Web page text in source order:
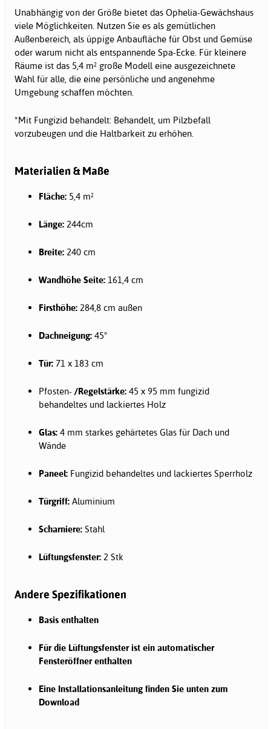
Unabhängig von der Größe bietet das Ophelia-Gewächshaus
viele Möglichkeiten. Nutzen Sie es als gemütlichen
Außenbereich, als üppige Anbaufläche für Obst und Gemüse
oder warum nicht als entspannende Spa-Ecke. Für kleinere
Räume ist das 5,4 m² große Modell eine ausgezeichnete
Wahl für alle, die eine persönliche und angenehme
Umgebung schaffen möchten.
*Mit Fungizid behandelt: Behandelt, um Pilzbefall
vorzubeugen und die Haltbarkeit zu erhöhen.
Materialien & Maße
Fläche: 5,4 m²
Länge: 244cm
Breite: 240 cm
Wandhöhe Seite: 161,4 cm
Firsthöhe: 284,8 cm außen
Dachneigung: 45°
Tür: 71 x 183 cm
Pfosten- /Regelstärke: 45 x 95 mm fungizid
behandeltes und lackiertes Holz
Glas: 4 mm starkes gehärtetes Glas für Dach und
Wände
Paneel: Fungizid behandeltes und lackiertes Sperrholz
Türgriff: Aluminium
Scharniere: Stahl
Lüftungsfenster: 2 Stk
Andere Spezifikationen
Basis enthalten
Für die Lüftungsfenster ist ein automatischer
Fensteröffner enthalten
Eine Installationsanleitung finden Sie unten zum
Download